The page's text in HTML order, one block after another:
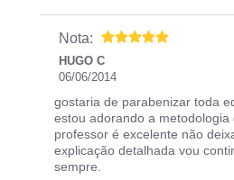
Nota:
HUGO C
06/06/2014
gostaria de parabenizar toda
estou adorando a metodologia
professor é excelente não
explicação detalhada vou
sempre.